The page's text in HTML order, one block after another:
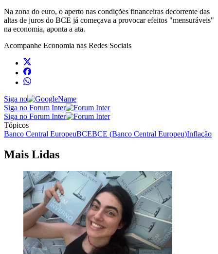
Na zona do euro, o aperto nas condições financeiras decorrente das
altas de juros do BCE já começava a provocar efeitos "mensuráveis"
na economia, aponta a ata.
Acompanhe Economia nas Redes Sociais
Siga no
Siga no Forum Inter
Siga no Forum Inter
Tópicos
Banco Central EuropeuBCEBCE (Banco Central Europeu)Inflação
Mais Lidas